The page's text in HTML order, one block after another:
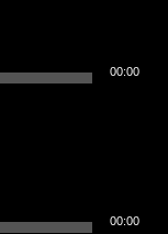
00:00
00:00